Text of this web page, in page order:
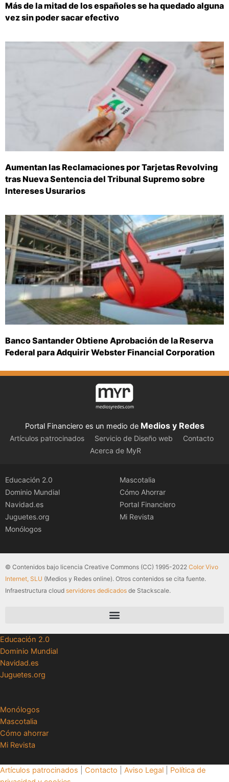
Más de la mitad de los españoles se ha quedado alguna
vez sin poder sacar efectivo
Aumentan las Reclamaciones por Tarjetas Revolving
tras Nueva Sentencia del Tribunal Supremo sobre
Intereses Usurarios
Banco Santander Obtiene Aprobación de la Reserva
Federal para Adquirir Webster Financial Corporation
Portal Financiero es un medio de Medios y Redes
Artículos patrocinados Servicio de Diseño web
Contacto
Acerca de MyR
Educación 2.0
Dominio Mundial
Navidad.es
Juguetes.org
Monólogos
Mascotalia
Cómo Ahorrar
Portal Financiero
Mi Revista
© Contenidos bajo licencia Creative Commons (CC) 1995-2022 Color Vivo
Internet, SLU (Medios y Redes online). Otros contenidos se cita fuente.
Infraestructura cloud servidores dedicados de Stackscale.
Educación 2.0
Dominio Mundial
Navidad.es
Juguetes.org
Monólogos
Mascotalia
Cómo ahorrar
Mi Revista
Artículos patrocinados Contacto Aviso Legal
Política de